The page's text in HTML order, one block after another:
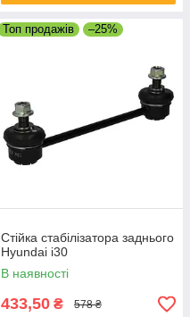
Топ продажів –25%
Стійка стабілізатора заднього
Hyundai i30
В наявності
433,50 ₴ 578 ₴